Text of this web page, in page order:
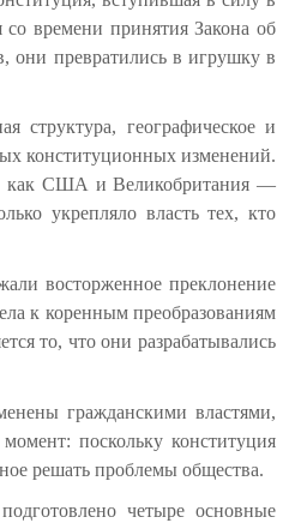
времени принятия Закона об
они превратились в игрушку в
структура, географическое и
конституционных изменений.
как США и Великобритания —
укрепляло власть тех, кто
восторженное преклонение
к коренным преобразованиям
то, что они разрабатывались
гражданскими властями,
поскольку конституция
решать проблемы общества.
четыре основные